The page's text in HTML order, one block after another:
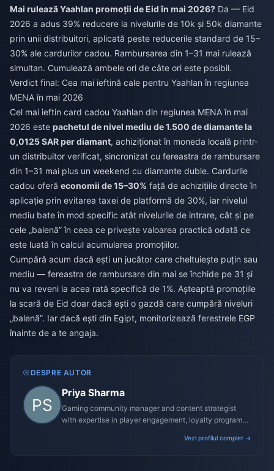
Mai rulează Yaahlan promoții de Eid în mai 2026? Da — Eid
2026 a adus 39% reducere la nivelurile de 10k și 50k diamante
prin unii distribuitori, aplicată peste reducerile standard de 15–
30% ale cardurilor cadou. Rambursarea din 1–31 mai rulează
simultan. Cumulează ambele ori de câte ori este posibil.
Verdict final: Cea mai ieftină cale pentru Yaahlan în regiunea
MENA în mai 2026
Cel mai ieftin card cadou Yaahlan din regiunea MENA în mai
2026 este pachetul de nivel mediu de 1.500 de diamante la
0,0125 SAR per diamant, achiziționat în moneda locală printr-
un distribuitor verificat, sincronizat cu fereastra de rambursare
din 1–31 mai plus un weekend cu diamante duble. Cardurile
cadou oferă economii de 15–30% față de achizițiile directe în
aplicație prin evitarea taxei de platformă de 30%, iar nivelul
mediu bate în mod specific atât nivelurile de intrare, cât și pe
cele „balenă” în ceea ce privește valoarea practică odată ce
este luată în calcul acumularea promoțiilor.
Cumpără acum dacă ești un jucător care cheltuiește puțin sau
mediu — fereastra de rambursare din mai se închide pe 31 și
nu va reveni la acea rată specifică de 1%. Așteaptă promoțiile
la scară de Eid doar dacă ești o gazdă care cumpără niveluri
„balenă”. Iar dacă ești din Egipt, monitorizează ferestrele EGP
înainte de a te angaja.
DESPRE AUTOR
Priya Sharma
Gaming community manager and content strategist
with expertise in player engagement, loyalty programs,
Vezi profilul complet →